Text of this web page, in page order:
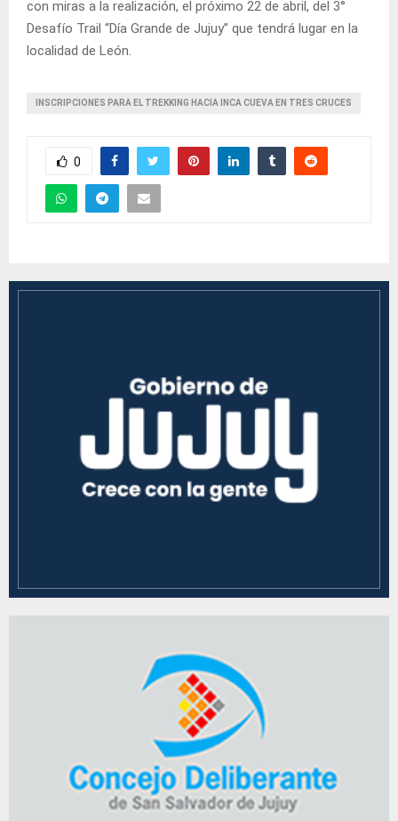
con miras a la realización, el próximo 22 de abril, del 3°
Desafío Trail “Día Grande de Jujuy” que tendrá lugar en la
localidad de León.
INSCRIPCIONES PARA EL TREKKING HACIA INCA CUEVA EN TRES CRUCES
0